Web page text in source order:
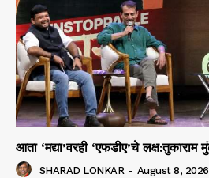
आता ‘मद्या’वरही ‘एफडीए’चे लक्ष:तुकाराम
SHARAD LONKAR - August 8, 2026